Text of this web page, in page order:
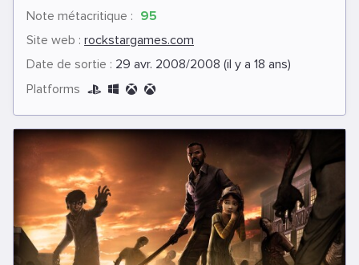
Note métacritique : 95
Site web : rockstargames.com
Date de sortie : 29 avr. 2008/2008 (il y a 18 ans)
Platforms